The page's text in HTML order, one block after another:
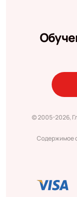
© 2005-2026,
Содержимое